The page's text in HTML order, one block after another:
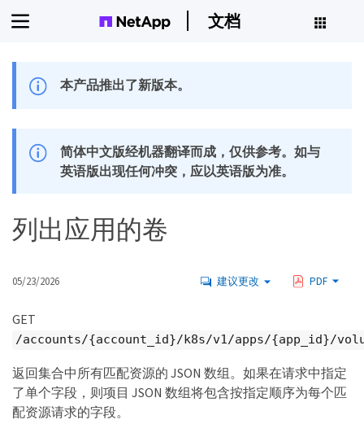
文档
本产品推出了新版本。
简体中文版经机器翻译而成，仅供参考。如与
英语版出现任何冲突，应以英语版为准。
列出应用的卷
05/23/2026 建议更改 PDF
GET
/accounts/{account_id}/k8s/v1/apps/{app_id}/
返回集合中所有匹配资源的 JSON 数组。如果在请求中指定
了单个字段，则项目 JSON 数组将包含按指定顺序为每个匹
配资源请求的字段。